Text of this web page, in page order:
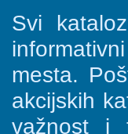
Svi
mesta.
akcijskih
važnost i